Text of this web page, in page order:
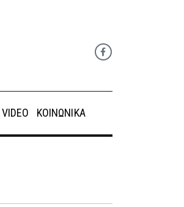
VIDEO ΚΟΙΝΩΝΙΚΆ